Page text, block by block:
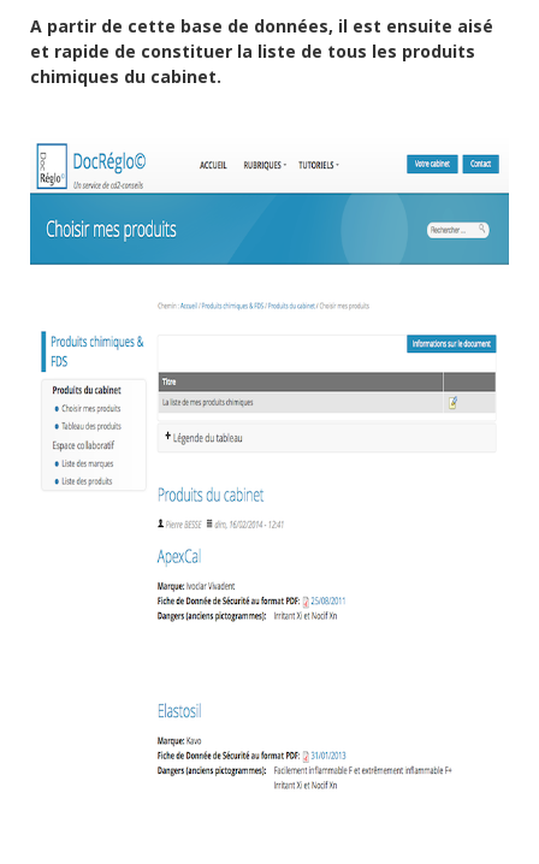
A partir de cette base de données, il est ensuite aisé
et rapide de constituer la liste de tous les produits
chimiques du cabinet.